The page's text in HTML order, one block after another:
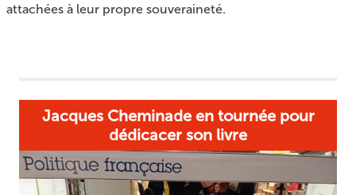
attachées à leur propre souveraineté.
Jacques Cheminade en tournée pour
dédicacer son livre